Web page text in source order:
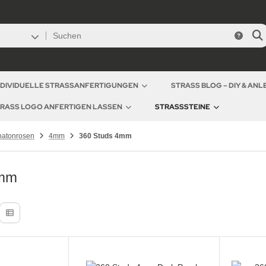
STRASSANFERTIGUNGEN STRASS BLOG – DIY &
LOGO ANFERTIGEN LASSEN STRASSSTEINE
4mm 360 Studs 4mm